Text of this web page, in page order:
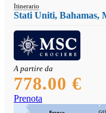
Itinerario
Stati Uniti, Bahamas,
A partire da
778.00 €
Prenota